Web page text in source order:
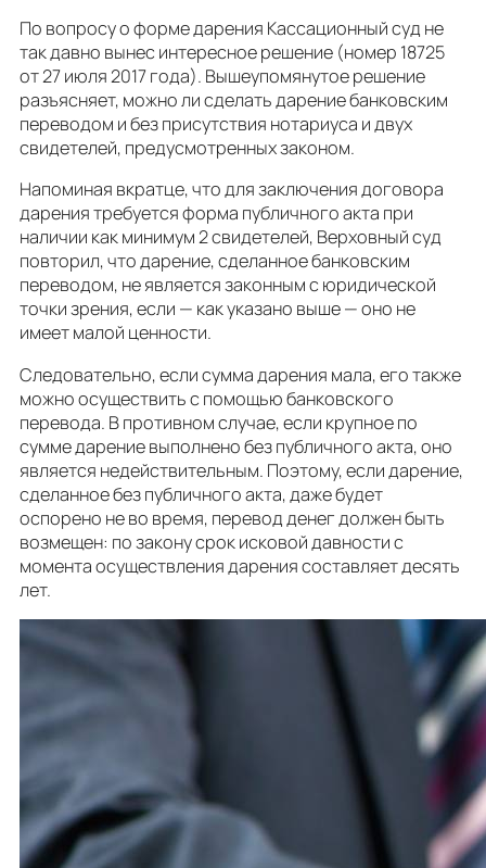
По вопросу о форме дарения Кассационный суд не
так давно вынес интересное решение (номер 18725
от 27 июля 2017 года). Вышеупомянутое решение
разъясняет, можно ли сделать дарение банковским
переводом и без присутствия нотариуса и двух
свидетелей, предусмотренных законом.
Напоминая вкратце, что для заключения договора
дарения требуется форма публичного акта при
наличии как минимум 2 свидетелей, Верховный суд
повторил, что дарение, сделанное банковским
переводом, не является законным с юридической
точки зрения, если — как указано выше — оно не
имеет малой ценности.
Следовательно, если сумма дарения мала, его также
можно осуществить с помощью банковского
перевода. В противном случае, если крупное по
сумме дарение выполнено без публичного акта, оно
является недействительным. Поэтому, если дарение,
сделанное без публичного акта, даже будет
оспорено не во время, перевод денег должен быть
возмещен: по закону срок исковой давности с
момента осуществления дарения составляет десять
лет.